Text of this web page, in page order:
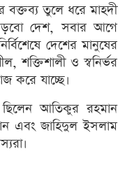
বক্তব্য তুলে ধরে মাহদী
দেশ, সবার আগে
দেশের মানুষের
শক্তিশালী ও স্বনির্ভর
করে যাচ্ছে।
আতিকুর রহমান
এবং জাহিদুল ইসলাম